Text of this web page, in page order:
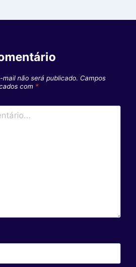
não será publicado. Campos
com *